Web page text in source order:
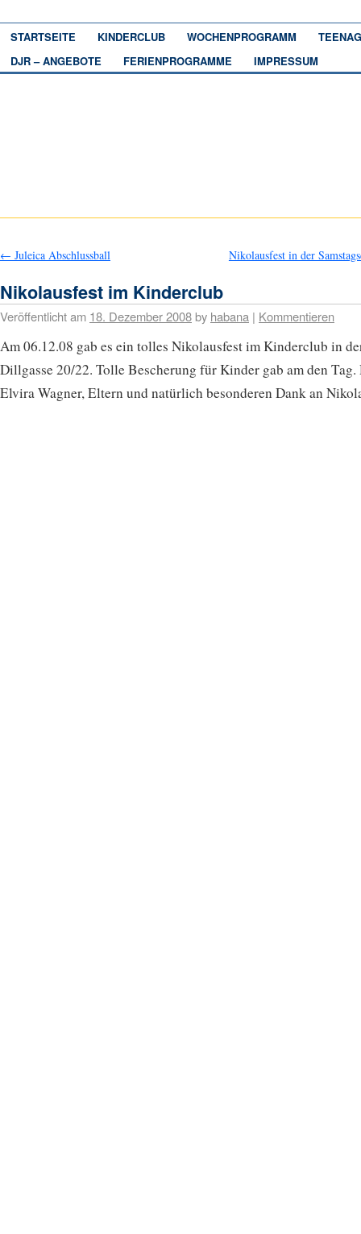
STARTSEITE KINDERCLUB WOCHENPROGRAMM
DJR – ANGEBOTE
FERIENPROGRAMME IMPRESSUM
← Juleica Abschlussball Nikolausfest in der
Nikolausfest im Kinderclub
Veröffentlicht am 18. Dezember 2008by habana | Kommentieren
Am 06.12.08 gab es ein tolles Nikolausfest im Kinderclub in
Dillgasse 20/22. Tolle Bescherung für Kinder gab am den Tag.
Elvira Wagner, Eltern und natürlich besonderen Dank an